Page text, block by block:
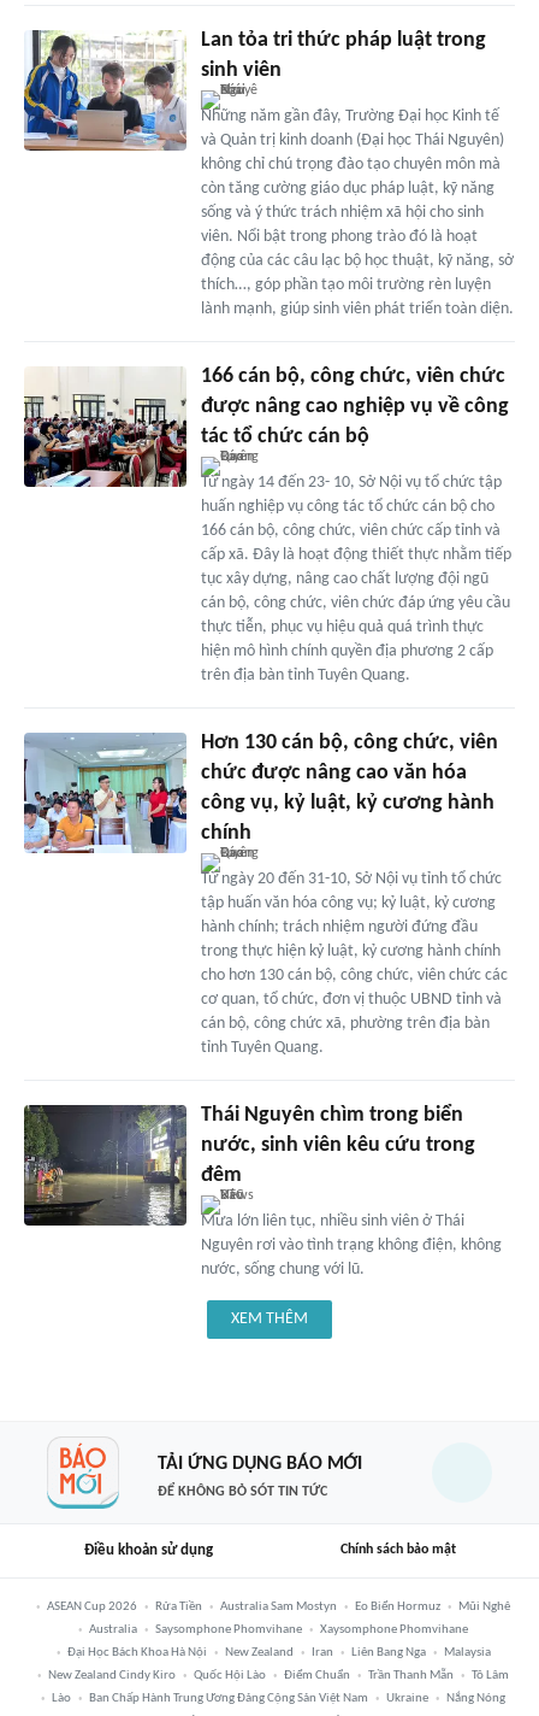
Lan tỏa tri thức pháp luật trong
sinh viên
Những năm gần đây, Trường Đại học Kinh tế
và Quản trị kinh doanh (Đại học Thái Nguyên)
không chỉ chú trọng đào tạo chuyên môn mà
còn tăng cường giáo dục pháp luật, kỹ năng
sống và ý thức trách nhiệm xã hội cho sinh
viên. Nổi bật trong phong trào đó là hoạt
động của các câu lạc bộ học thuật, kỹ năng, sở
thích…, góp phần tạo môi trường rèn luyện
lành mạnh, giúp sinh viên phát triển toàn diện.
166 cán bộ, công chức, viên chức
được nâng cao nghiệp vụ về công
tác tổ chức cán bộ
Từ ngày 14 đến 23- 10, Sở Nội vụ tổ chức tập
huấn nghiệp vụ công tác tổ chức cán bộ cho
166 cán bộ, công chức, viên chức cấp tỉnh và
cấp xã. Đây là hoạt động thiết thực nhằm tiếp
tục xây dựng, nâng cao chất lượng đội ngũ
cán bộ, công chức, viên chức đáp ứng yêu cầu
thực tiễn, phục vụ hiệu quả quá trình thực
hiện mô hình chính quyền địa phương 2 cấp
trên địa bàn tỉnh Tuyên Quang.
Hơn 130 cán bộ, công chức, viên
chức được nâng cao văn hóa
công vụ, kỷ luật, kỷ cương hành
chính
Từ ngày 20 đến 31-10, Sở Nội vụ tỉnh tổ chức
tập huấn văn hóa công vụ; kỷ luật, kỷ cương
hành chính; trách nhiệm người đứng đầu
trong thực hiện kỷ luật, kỷ cương hành chính
cho hơn 130 cán bộ, công chức, viên chức các
cơ quan, tổ chức, đơn vị thuộc UBND tỉnh và
cán bộ, công chức xã, phường trên địa bàn
tỉnh Tuyên Quang.
Thái Nguyên chìm trong biển
nước, sinh viên kêu cứu trong
đêm
Mưa lớn liên tục, nhiều sinh viên ở Thái
Nguyên rơi vào tình trạng không điện, không
nước, sống chung với lũ.
XEM THÊM
TẢI ỨNG DỤNG BÁO MỚI
ĐỂ KHÔNG BỎ SÓT TIN TỨC
Điều khoản sử dụng Chính sách bảo mật
ASEAN Cup 2026 Rửa Tiền Australia Sam Mostyn Eo Biển Hormuz
Mũi Nghê
Australia
Saysomphone Phomvihane
Xaysomphone Phomvihane
Đại Học Bách Khoa Hà Nội
New Zealand Iran Liên Bang Nga
Malaysia
New Zealand Cindy Kiro
Quốc Hội Lào Điểm Chuẩn Trần Thanh Mẫn
Tô Lâm
Lào
Ban Chấp Hành Trung Ương Đảng Cộng Sản Việt Nam Ukraine
Nắng Nóng